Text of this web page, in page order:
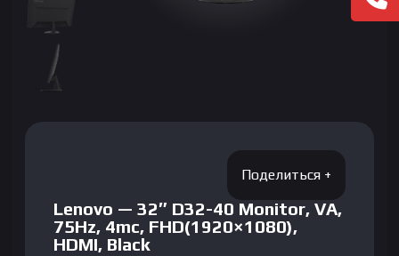
Lenovo — 32″ D32-40 Monitor, VA,
75Hz, 4mc, FHD(1920×1080),
HDMI, Black